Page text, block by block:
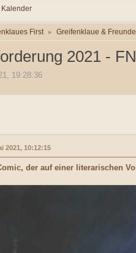
Kalender
First ► Greifenklaue & Freunde
2021 -
19:28:36
2021, 10:12:15
der auf einer literarischen